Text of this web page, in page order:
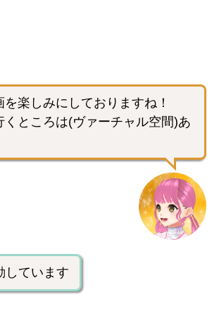
を楽しみにしておりますね！
くところは(ヴァーチャル空間)あ
しています